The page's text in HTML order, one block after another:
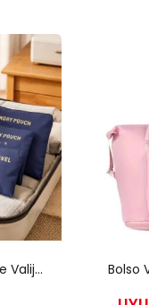
cabina
para mujeres
Set X6 Organizador De Valija Mochila Equipaje Viaje – Uh